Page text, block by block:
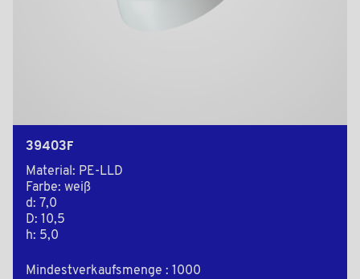
39403F
Material: PE-LLD
Farbe: weiß
d: 7,0
D: 10,5
h: 5,0
Mindestverkaufsmenge : 1000